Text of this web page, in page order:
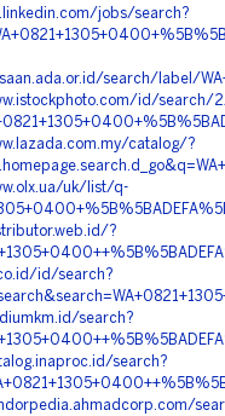
jobs/search?
search/label/
id/search/
catalog/?
uk/list/q-
?
id/search?
search?
search?